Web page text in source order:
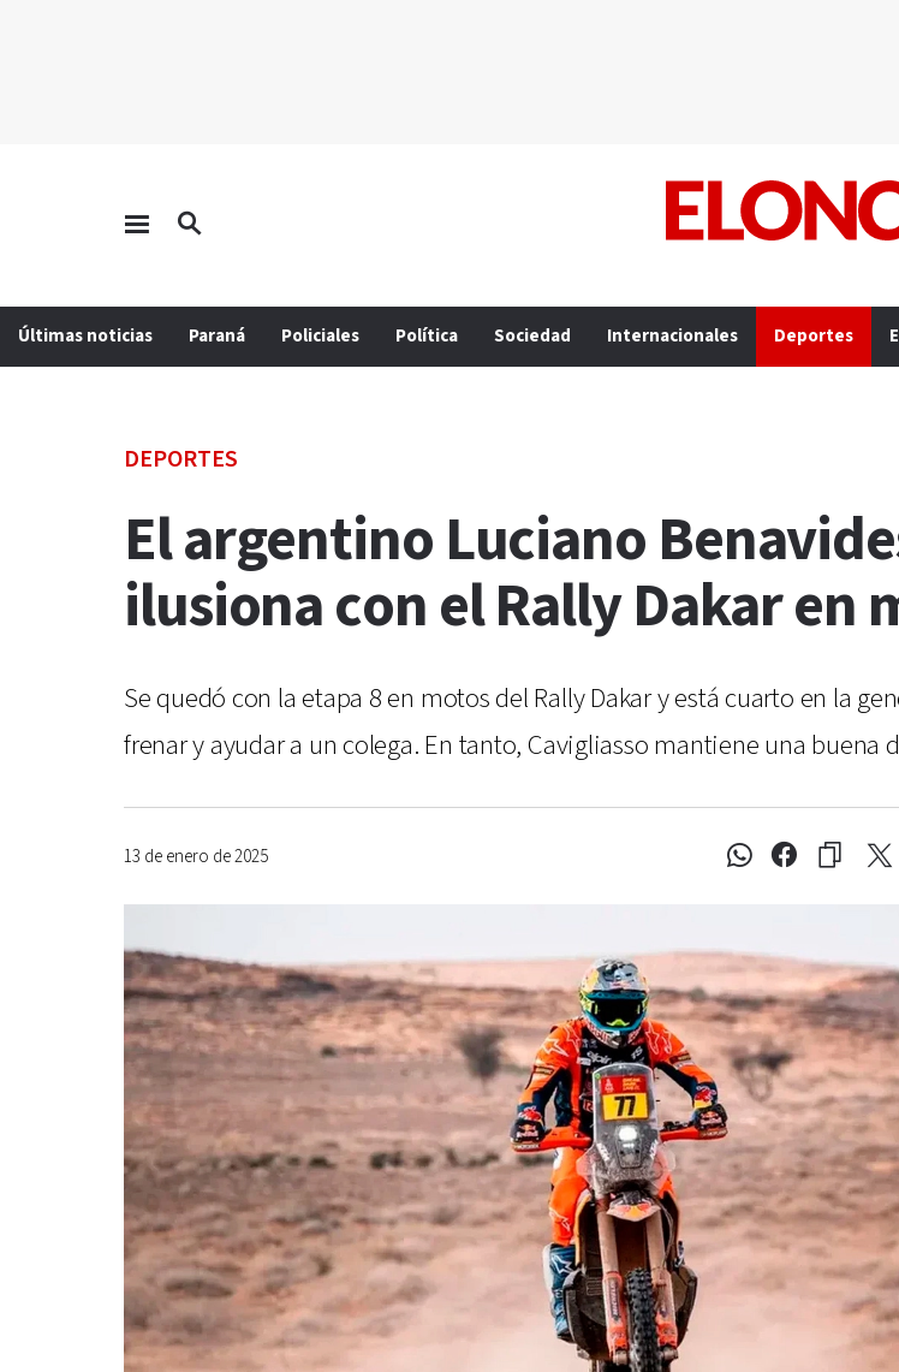
Últimas noticias Paraná Policiales Política Sociedad Internacionales Deportes
DEPORTES
El argentino Luciano
ilusiona con el Rally Dakar en
Se quedó con la etapa 8 en motos del Rally Dakar y está cuarto en la
frenar y ayudar a un colega. En tanto, Cavigliasso mantiene una buena
13 de enero de 2025